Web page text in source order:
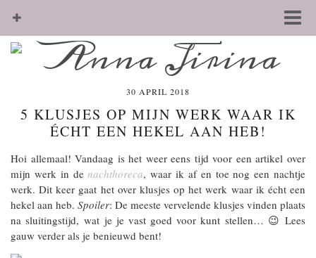
30 APRIL 2018
5 KLUSJES OP MIJN WERK WAAR IK
ÉCHT EEN HEKEL AAN HEB!
Hoi allemaal! Vandaag is het weer eens tijd voor een artikel over
mijn werk in denachthoreca, waar ik af en toe nog een nachtje
werk. Dit keer gaat het over klusjes op het werk waar ik écht een
hekel aan heb. Spoiler: De meeste vervelende klusjes vinden plaats
na sluitingstijd, wat je je vast goed voor kunt stellen… 😉 Lees
gauw verder als je benieuwd bent!